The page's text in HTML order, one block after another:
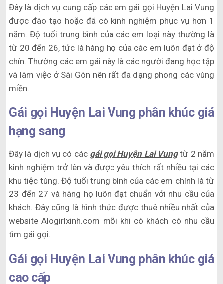
Đây là dịch vụ cung cấp các em gái gọi Huyện Lai Vung
được đào tạo hoặc đã có kinh nghiệm phục vụ hơn 1
năm. Độ tuổi trung bình của các em loại này thường là
từ 20 đến 26, tức là hàng họ của các em luôn đạt ở độ
chín. Thường các em gái này là các người đang học tập
và làm việc ở Sài Gòn nên rất đa dạng phong các vùng
miền.
Gái gọi Huyện Lai Vung phân khúc giá
hạng sang
Đây là dịch vụ có các gái gọi Huyện Lai Vungtừ 2 năm
kinh nghiệm trở lên và được yêu thích rất nhiều tại các
khu tiệc tùng. Độ tuổi trung bình của các em chính là từ
23 đến 27 và hàng họ luôn đạt chuẩn với nhu cầu của
khách. Đây cũng là hình thức được thuê nhiều nhất của
website Alogirlxinh.com mỗi khi có khách có nhu cầu
tìm gái gọi.
Gái gọi Huyện Lai Vung phân khúc giá
cao cấp